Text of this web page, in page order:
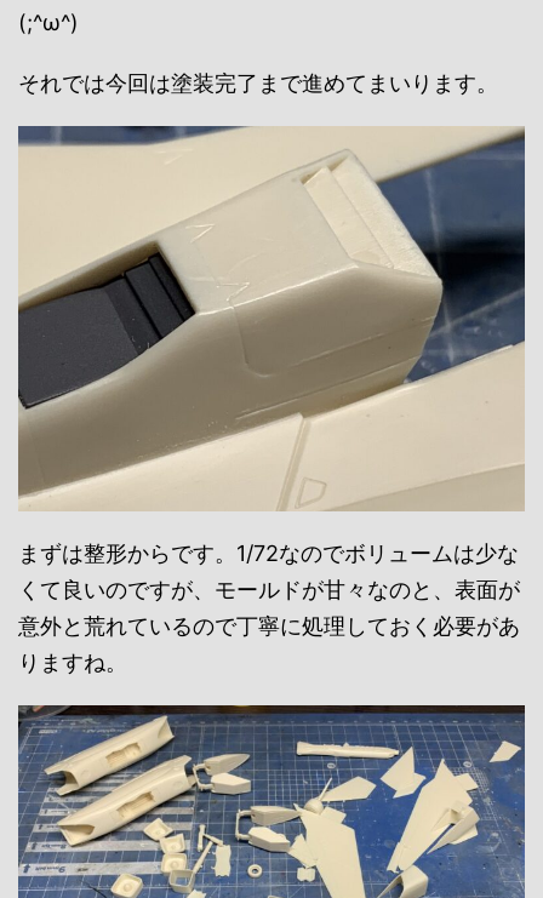
(;^ω^)
それでは今回は塗装完了まで進めてまいります。
まずは整形からです。1/72なのでボリュームは少な
くて良いのですが、モールドが甘々なのと、表面が
意外と荒れているので丁寧に処理しておく必要があ
りますね。